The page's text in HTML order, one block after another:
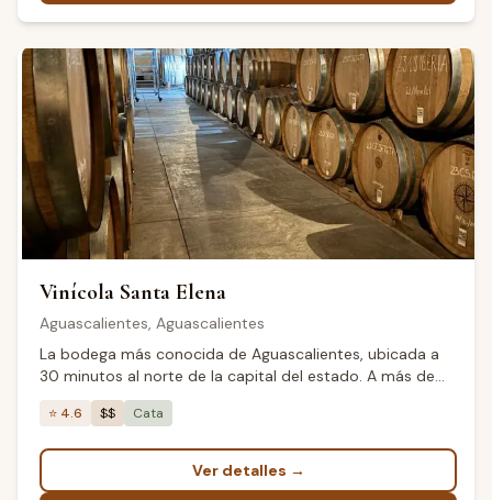
Vinícola Santa Elena
Aguascalientes, Aguascalientes
La bodega más conocida de Aguascalientes, ubicada a
30 minutos al norte de la capital del estado. A más de
1,900 metros de altitud, produce Nebbiolo y Malbec de
gran concentración, con Sauvignon Blanc emergente. El
⭐ 4.6 $$ Cata
Ver detalles →